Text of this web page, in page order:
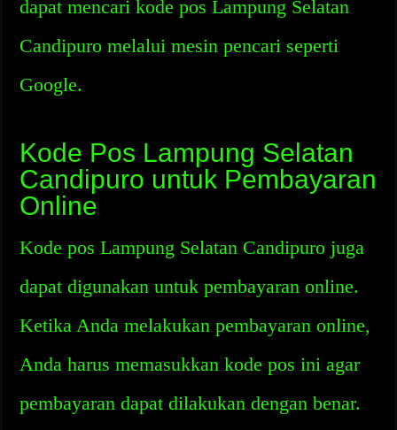
dapat mencari kode pos Lampung Selatan
Candipuro melalui mesin pencari seperti
Google.
Kode Pos Lampung Selatan
Candipuro untuk Pembayaran
Online
Kode pos Lampung Selatan Candipuro juga
dapat digunakan untuk pembayaran online.
Ketika Anda melakukan pembayaran online,
Anda harus memasukkan kode pos ini agar
pembayaran dapat dilakukan dengan benar.